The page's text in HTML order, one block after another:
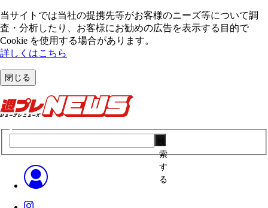
当サイトでは当社の提携先等がお客様のニーズ等について調
査・分析したり、お客様にお勧めの広告を表⽰する⽬的で
Cookie を使⽤する場合があります。
詳しくはこちら
閉じる
索
す
る